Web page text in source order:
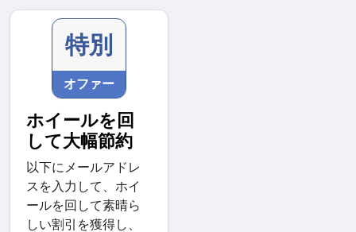
特別
オファー
ホイールを回
して大幅節約
以下にメールアドレ
スを入力して、ホイ
ールを回して素晴ら
しい割引を獲得し、